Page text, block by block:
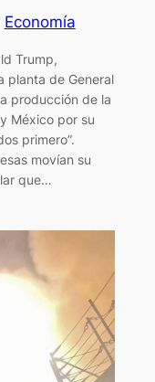
Economía
Trump,
planta de General
producción de la
México por su
primero”.
movían su
que…